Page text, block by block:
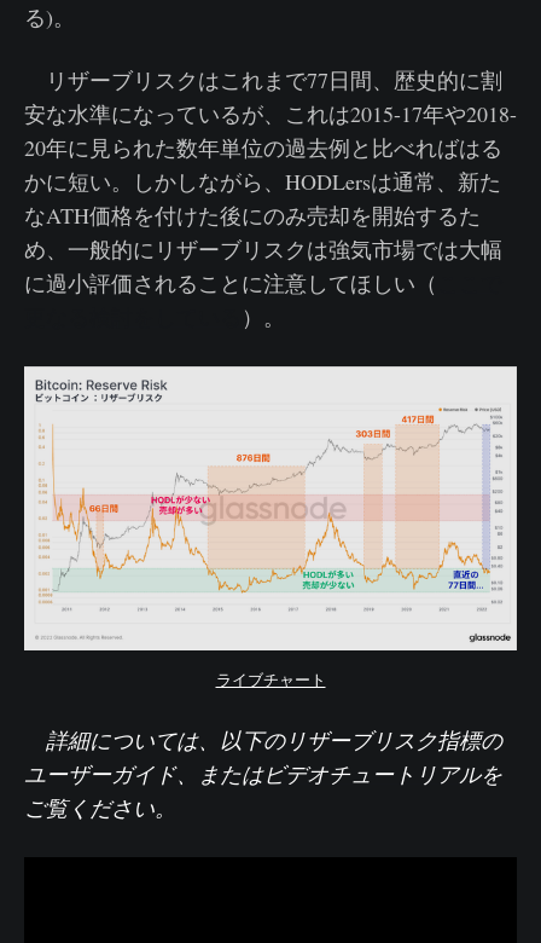
る)。
リザーブリスクはこれまで77日間、歴史的に割
安な水準になっているが、これは2015-17年や2018-
20年に見られた数年単位の過去例と比べればはる
かに短い。しかしながら、HODLersは通常、新た
なATH価格を付けた後にのみ売却を開始するた
め、一般的にリザーブリスクは強気市場では大幅
に過小評価されることに注意してほしい（
）。
ライブチャート
詳細については、以下のリザーブリスク指標の
ユーザーガイド、またはビデオチュートリアルを
ご覧ください。